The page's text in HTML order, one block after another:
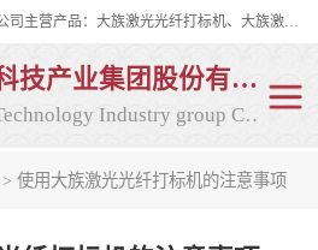
大族激光科技产业集团股份有限公司主营产品：大族激光光纤打标机、大族激光紫外打标机等，大族激光研发实力雄厚，公司拥有数百人的研发队伍，目前具有多项国际发明和国内、计算机软件着作权，多项核心技术处于国际成员之一水平，是世界上仅有的几家拥有"紫外激光"的公司之一。
大族激光科技产业集团股份有限公司
Han’s Laser Technology Industry group Co., Ltd
> 使用大族激光光纤打标机的注意事项